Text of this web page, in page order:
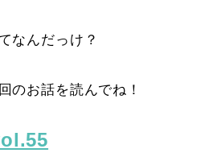
なんだっけ？
のお話を読んでね！